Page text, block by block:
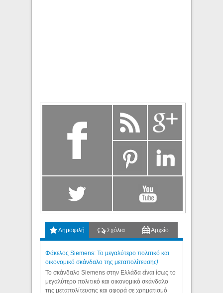
Δημοφιλή Σχόλια Αρχείο
Φάκελος Siemens: Το μεγαλύτερο πολιτικό και
οικονομικό σκάνδαλο της μεταπολίτευσης!
Το σκάνδαλο Siemens στην Ελλάδα είναι ίσως το
μεγαλύτερο πολιτικό και οικονομικό σκάνδαλο
της μεταπολίτευσης και αφορά σε χρηματισμό